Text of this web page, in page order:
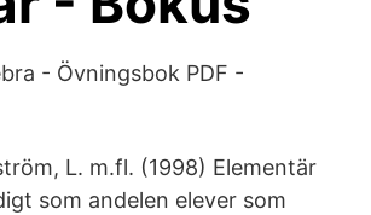
- Övningsbok PDF -
L. m.fl. (1998) Elementär
som andelen elever som